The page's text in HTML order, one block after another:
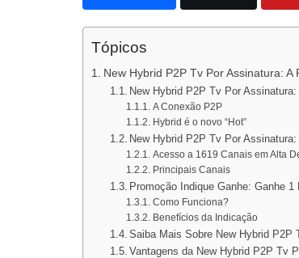
Tópicos
New Hybrid P2P Tv Por Assinatura:
New Hybrid P2P Tv Por
A Conexão P2P
Hybrid é o novo “Hot”
New Hybrid P2P Tv Por
Acesso a 1619 Canais em Alta
Principais Canais
Promoção Indique Ganhe: Ganhe 1
Como Funciona?
Benefícios da Indicação
Saiba Mais Sobre New Hybrid P2P
Vantagens da New Hybrid P2P Tv